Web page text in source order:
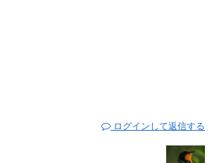
ログインして返信する